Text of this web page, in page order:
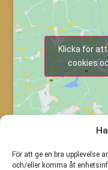
För att ge en bra upplevelse
och/eller komma åt
Klicka för
cookies